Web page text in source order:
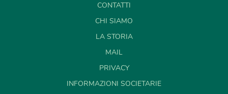
CONTATTI
CHI SIAMO
LA STORIA
MAIL
PRIVACY
INFORMAZIONI SOCIETARIE